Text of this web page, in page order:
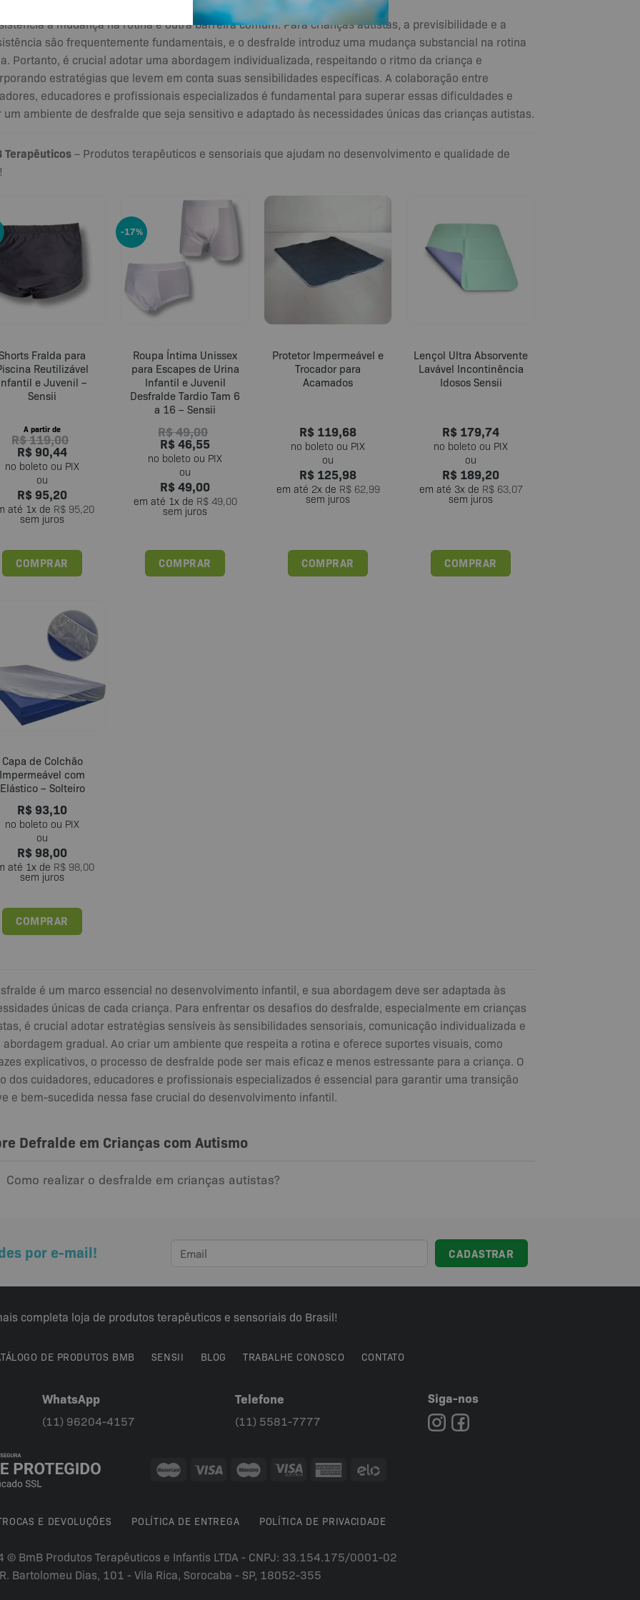
de suas necessidades e emoções.
à mudança na rotina é outra barreira comum. Para crianças autistas, a previsibilidade e a
são frequentemente fundamentais, e o desfralde introduz uma mudança substancial na rotina
Portanto, é crucial adotar uma abordagem individualizada, respeitando o ritmo da criança e
estratégias que levem em conta suas sensibilidades específicas. A colaboração entre
educadores e profissionais especializados é fundamental para superar essas dificuldades e
um ambiente de desfralde que seja sensitivo e adaptado às necessidades únicas das crianças autistas.
Terapêuticos– Produtos terapêuticos e sensoriais que ajudam no desenvolvimento e qualidade de
Fralda para
Reutilizável
e Juvenil –
Sensii
A partir de
R$119,00
R$ 90,44
R$ 95,20
até 1x de R$95,20
sem juros
COMPRAR
Este
tem
várias
variantes.
opções
podem
ser
página
do
produto
-17%
Roupa Íntima Unissex
para Escapes de Urina
Infantil e Juvenil
Desfralde Tardio Tam 6
a 16 – Sensii
R$49,00
R$46,55
R$49,00
em até 1x de R$49,00
sem juros
COMPRAR
Este
Protetor Impermeável e
Trocador para
Acamados
R$ 119,68
R$ 125,98
em até 2x de R$62,99
sem juros
COMPRAR
Lençol Ultra Absorvente
Lavável Incontinência
Idosos Sensii
R$ 179,74
R$ 189,20
em até 3x de R$63,07
sem juros
COMPRAR
Capa de Colchão
Impermeável com
Elástico – Solteiro
R$ 93,10
R$ 98,00
até 1x de R$98,00
sem juros
COMPRAR
é um marco essencial no desenvolvimento infantil, e sua abordagem deve ser adaptada às
únicas de cada criança. Para enfrentar os desafios do desfralde, especialmente em crianças
é crucial adotar estratégias sensíveis às sensibilidades sensoriais, comunicação individualizada e
abordagem gradual. Ao criar um ambiente que respeita a rotina e oferece suportes visuais, como
explicativos, o processo de desfralde pode ser mais eficaz e menos estressante para a criança. O
dos cuidadores, educadores e profissionais especializados é essencial para garantir uma transição
e bem-sucedida nessa fase crucial do desenvolvimento infantil.
Defralde em Crianças com Autismo
Como realizar o desfralde em crianças autistas?
por e-mail!
completa loja de produtos terapêuticos e sensoriais do Brasil!
DE PRODUTOS BMB SENSII BLOG TRABALHE CONOSCO CONTATO
WhatsApp
(11) 96204-4157
Telefone
(11) 5581-7777
Siga-nos
E DEVOLUÇÕES POLÍTICA DE ENTREGA POLÍTICA DE PRIVACIDADE
© BmB Produtos Terapêuticos e Infantis LTDA - CNPJ: 33.154.175/0001-02
Bartolomeu Dias, 101 - Vila Rica, Sorocaba - SP, 18052-355